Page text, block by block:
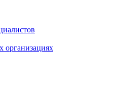
организациях